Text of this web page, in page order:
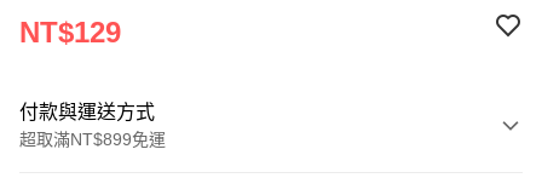
NT$129
付款與運送方式
超取滿NT$899免運